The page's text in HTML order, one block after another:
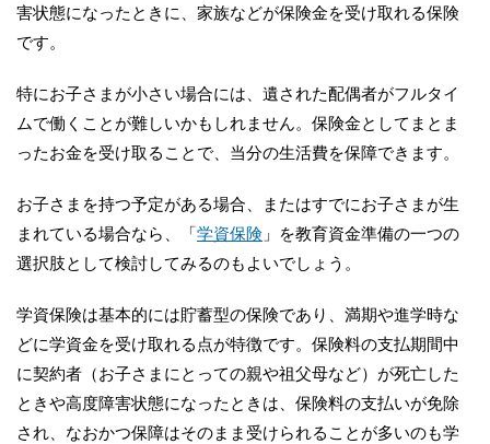
害状態になったときに、家族などが保険金を受け取れる保険
です。
特にお子さまが小さい場合には、遺された配偶者がフルタイ
ムで働くことが難しいかもしれません。保険金としてまとま
ったお金を受け取ることで、当分の生活費を保障できます。
お子さまを持つ予定がある場合、またはすでにお子さまが生
まれている場合なら、「学資保険 」を教育資金準備の一つの
選択肢として検討してみるのもよいでしょう。
学資保険は基本的には貯蓄型の保険であり、満期や進学時な
どに学資金を受け取れる点が特徴です。保険料の支払期間中
に契約者（お子さまにとっての親や祖父母など）が死亡した
ときや高度障害状態になったときは、保険料の支払いが免除
され、なおかつ保障はそのまま受けられることが多いのも学